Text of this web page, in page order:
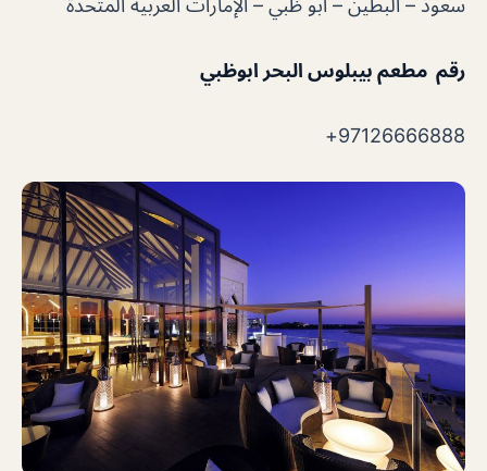
سعود – البطين – أبو ظبي – الإمارات العربية المتحدة
رقم مطعم بيبلوس البحر ابوظبي
97126666888+